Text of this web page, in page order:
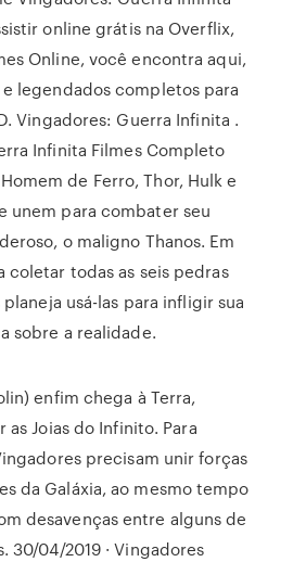
online grátis na Overflix,
Online, você encontra aqui,
legendados completos para
Vingadores: Guerra Infinita .
Infinita Filmes Completo
de Ferro, Thor, Hulk e
unem para combater seu
o maligno Thanos. Em
coletar todas as seis pedras
usá-las para infligir sua
sobre a realidade.
enfim chega à Terra,
Joias do Infinito. Para
precisam unir forças
da Galáxia, ao mesmo tempo
desavenças entre alguns de
30/04/2019 · Vingadores